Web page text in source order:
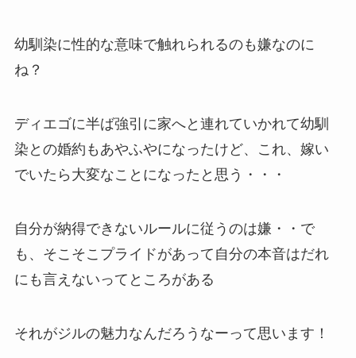
幼馴染に性的な意味で触れられるのも嫌なのに
ね？
ディエゴに半ば強引に家へと連れていかれて幼馴
染との婚約もあやふやになったけど、これ、嫁い
でいたら大変なことになったと思う・・・
自分が納得できないルールに従うのは嫌・・で
も、そこそこプライドがあって自分の本音はだれ
にも言えないってところがある
それがジルの魅力なんだろうなーって思います！